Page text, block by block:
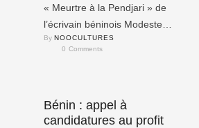
« Meurtre à la Pendjari » de
l’écrivain béninois Modeste
Wéwé Gansou est un roman
By NOOCULTURES
0 Comments
Bénin : appel à
candidatures au profit